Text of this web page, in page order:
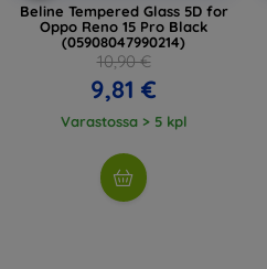
Beline Tempered Glass 5D for
Oppo Reno 15 Pro Black
(05908047990214)
10,90 €
9,81 €
Varastossa > 5 kpl